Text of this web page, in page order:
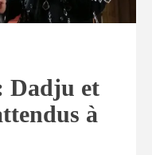
Dadju et
à